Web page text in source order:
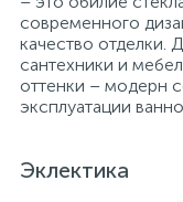
современного
качество отделки.
сантехники и
оттенки – модерн
эксплуатации
Эклектика